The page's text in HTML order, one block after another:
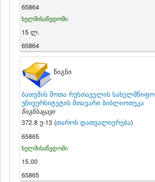
65864
ხელმისაწვდომი
15 ლ.
65864
წიგნი
ბათუმის შოთა რუსთაველის სახელმწიფო
უნივერსიტეტის მთავარი ბიბლიოთეკა
წიგნსაცავი
372.8 უ-13 (თაროს დათვალიერება)
65865
ხელმისაწვდომი
15.00
65865